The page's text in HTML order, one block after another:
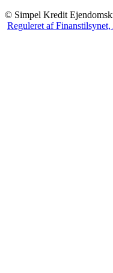
© Simpel Kredit
Reguleret af